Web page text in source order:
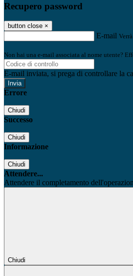
Recupero password
button close ×
E-mail
Non hai una e-mail associata al nome utente?
E-mail inviata, si prega di controllare la
Errore
Chiudi
Successo
Chiudi
Informazione
Chiudi
Attendere...
Attendere il completamento
Chiudi